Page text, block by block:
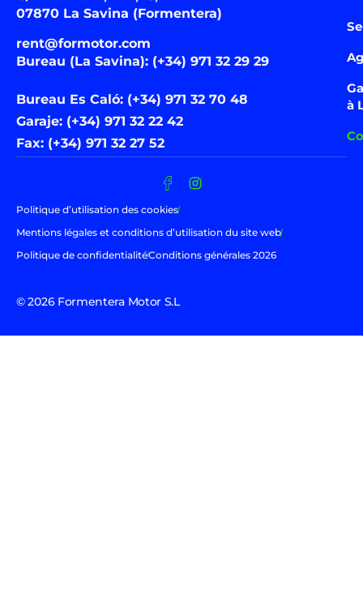
07870 La Savina (Formentera)
rent@formotor.com
Bureau (La Savina): (+34) 971 32 29 29
Bureau Es Caló: (+34) 971 32 70 48
Garaje: (+34) 971 32 22 42
Fax: (+34) 971 32 27 52
à
© 2026 Formentera Motor S.L
Politique d’utilisation des cookies
Mentions légales et conditions d’utilisation du site web
Politique de confidentialitéConditions générales 2026